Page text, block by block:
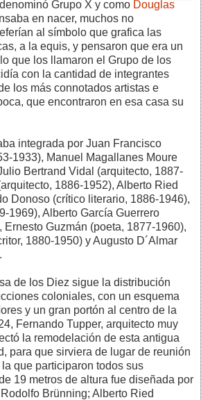
Grupo X y como Douglas
en nacer, muchos no
al símbolo que grafica las
a la equis, y pensaron que era un
que los llamaron el Grupo de los
con la cantidad de integrantes
los más connotados artistas e
que encontraron en esa casa su
integrada por Juan Francisco
1933), Manuel Magallanes Moure
Bertrand Vidal (arquitecto, 1887-
1886-1952), Alberto Ried
Donoso (crítico literario, 1886-1946),
1969), Alberto García Guerrero
Ernesto Guzmán (poeta, 1877-1960),
1880-1950) y Augusto D´Almar
de los Diez sigue la distribución
coloniales, con un esquema
y un gran portón al centro de la
Fernando Tupper, arquitecto muy
la remodelación de esta antigua
para que sirviera de lugar de reunión
que participaron todos sus
19 metros de altura fue diseñada por
Brünning; Alberto Ried